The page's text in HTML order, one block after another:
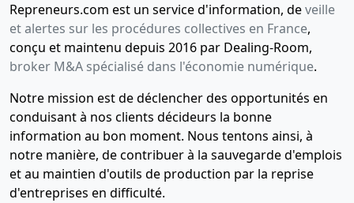
Repreneurs.com est un service d'information, deveille
et alertes sur les procédures collectives en France,
conçu et maintenu depuis 2016 par Dealing-Room,
broker M&A spécialisé dans l'économie numérique.
Notre mission est de déclencher des opportunités en
conduisant à nos clients décideurs la bonne
information au bon moment. Nous tentons ainsi, à
notre manière, de contribuer à la sauvegarde d'emplois
et au maintien d'outils de production par la reprise
d'entreprises en difficulté.